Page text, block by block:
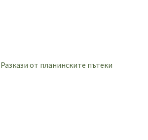
Разкази от планинските пътеки